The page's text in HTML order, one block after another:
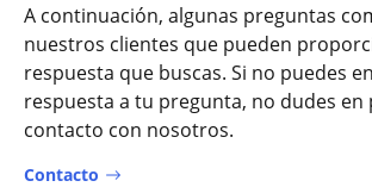
A continuación, algunas preguntas
nuestros clientes que pueden
respuesta que buscas. Si no puedes
respuesta a tu pregunta, no dudes en
contacto con nosotros.
Contacto